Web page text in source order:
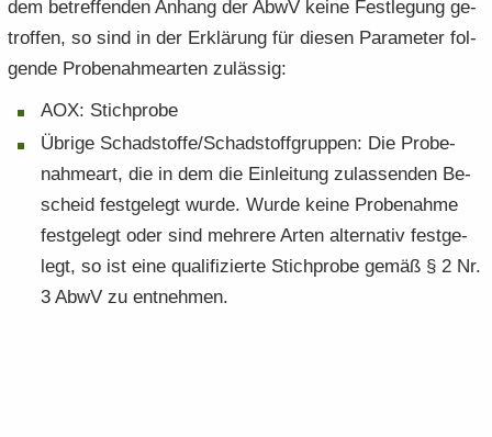
dem be­tref­fen­den An­hang der AbwV keine Fest­le­gung ge­
trof­fen, so sind in der Er­klä­rung für die­sen Pa­ra­me­ter fol­
gen­de Pro­be­nah­me­ar­ten zu­läs­sig:
AOX: Stich­pro­be
Üb­ri­ge Schad­stof­fe/Schad­stoff­grup­pen: Die Pro­be­
nah­me­art, die in dem die Ein­lei­tung zu­las­sen­den Be­
scheid fest­ge­legt wurde. Wurde keine Pro­be­nah­me
fest­ge­legt oder sind meh­re­re Arten al­ter­na­tiv fest­ge­
legt, so ist eine qua­li­fi­zier­te Stich­pro­be gemäß § 2 Nr.
3 AbwV zu ent­neh­men.